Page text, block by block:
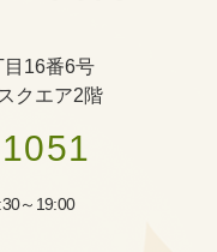
16番6号
クエア2階
～19:00